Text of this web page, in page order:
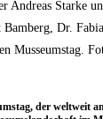
Andreas Starke
Bamberg, Dr.
Musseumstag.
der welt­weit